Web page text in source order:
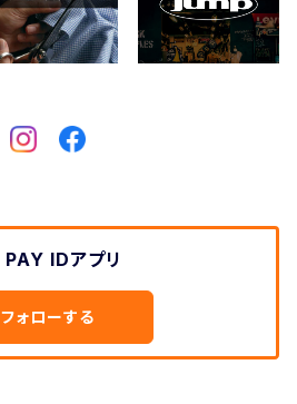
PAY IDアプリ
フォローする